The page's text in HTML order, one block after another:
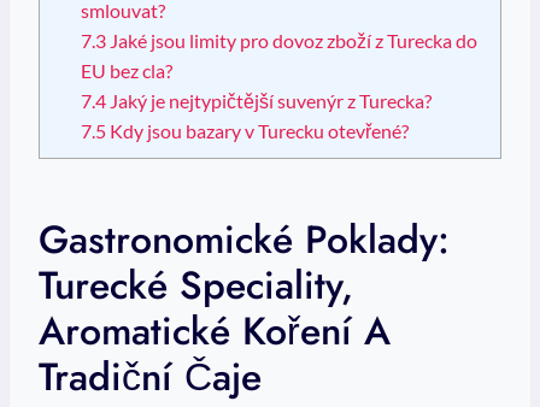
smlouvat?
7.3 Jaké jsou limity pro dovoz zboží z Turecka do
EU bez cla?
7.4 Jaký je nejtypičtější suvenýr z Turecka?
7.5 Kdy jsou bazary v Turecku otevřené?
Gastronomické Poklady:
Turecké Speciality,
Aromatické Koření A
Tradiční Čaje